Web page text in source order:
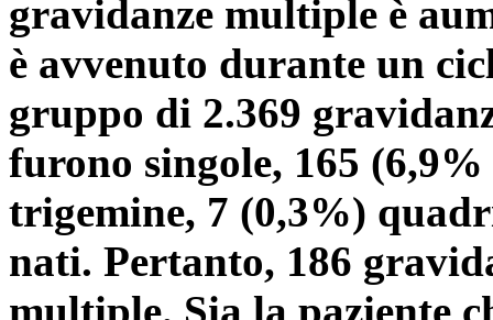
gravidanze multiple è
è avvenuto durante un
gruppo di 2.369
furono singole, 165
trigemine, 7 (0,3%)
nati. Pertanto, 186